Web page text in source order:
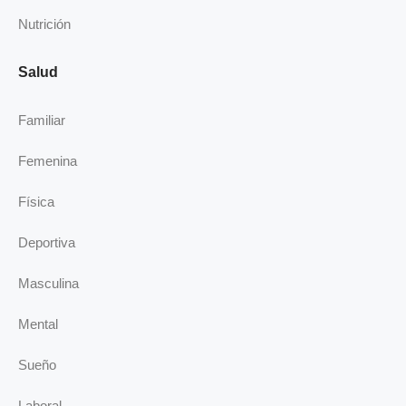
Nutrición
Salud
Familiar
Femenina
Física
Deportiva
Masculina
Mental
Sueño